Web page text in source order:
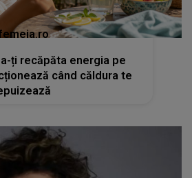
ți recăpăta energia pe
când căldura te